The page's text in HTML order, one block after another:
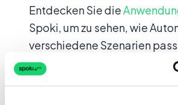
Entdecken Sie die
Spoki, um zu sehen, wie
verschiedene Szenarien
Multi-Agent-Posteingang:
Mitarbeiter können